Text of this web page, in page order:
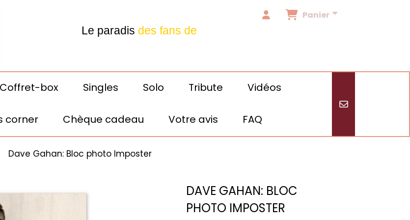
Le paradis des fans de
Votre E-shop préféré! 24h/24
Panier
Coffret-box Singles Solo Tribute Vidéos
corner Chèque cadeau Votre avis FAQ
Dave Gahan: Bloc photo Imposter
DAVE GAHAN: BLOC
PHOTO IMPOSTER